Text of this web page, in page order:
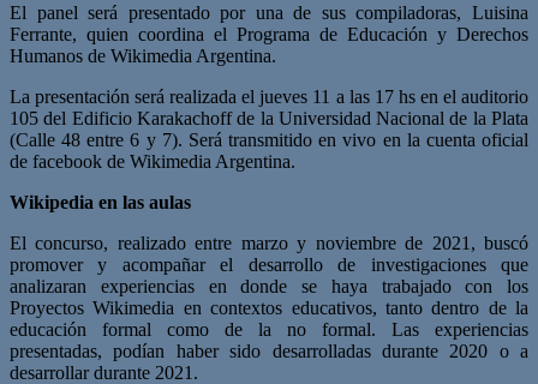
El panel será presentado por una de sus compiladoras, Luisina
Ferrante, quien coordina el Programa de Educación y Derechos
Humanos de Wikimedia Argentina.
La presentación será realizada el jueves 11 a las 17 hs en el auditorio
105 del Edificio Karakachoff de la Universidad Nacional de la Plata
(Calle 48 entre 6 y 7). Será transmitido en vivo en la cuenta oficial
de facebook de Wikimedia Argentina.
Wikipedia en las aulas
El concurso, realizado entre marzo y noviembre de 2021, buscó
promover y acompañar el desarrollo de investigaciones que
analizaran experiencias en donde se haya trabajado con los
Proyectos Wikimedia en contextos educativos, tanto dentro de la
educación formal como de la no formal. Las experiencias
presentadas, podían haber sido desarrolladas durante 2020 o a
desarrollar durante 2021.